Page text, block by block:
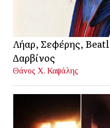
Λήαρ, Σεφέρης,
Δαρβίνος
Θάνος Χ. Καψάλης